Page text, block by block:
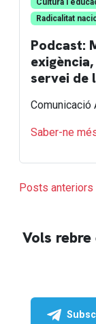
Cultura i
Radicalitat
Podcast:
servei de
Comunicació
Saber-ne
Posts
Vols rebre